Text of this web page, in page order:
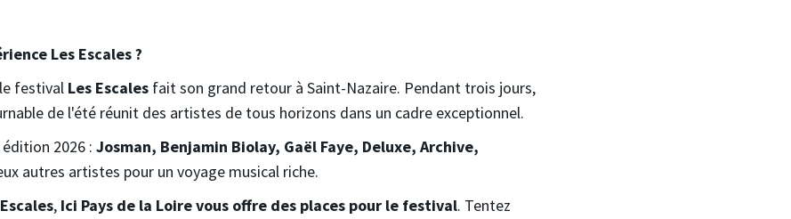
Les Escales ?
festival Les Escales fait son grand retour à Saint-Nazaire. Pendant trois jours,
de l'été réunit des artistes de tous horizons dans un cadre exceptionnel.
2026 : Josman, Benjamin Biolay, Gaël Faye, Deluxe, Archive,
autres artistes pour un voyage musical riche.
, Ici Pays de la Loire vous offre des places pour le festival. Tentez